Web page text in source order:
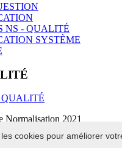
NS - QUALITÉ
SYSTÈME
Normalisation 2021
cookies pour améliorer